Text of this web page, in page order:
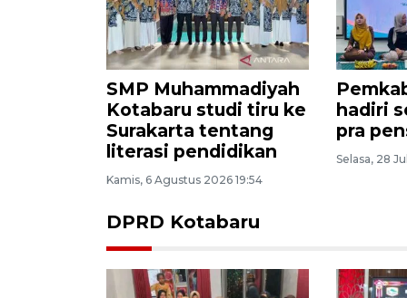
SMP Muhammadiyah
Kotabaru studi tiru ke
Surakarta tentang
literasi pendidikan
Kamis, 6 Agustus 2026 19:54
hadiri
pra
Selasa, 28
DPRD Kotabaru